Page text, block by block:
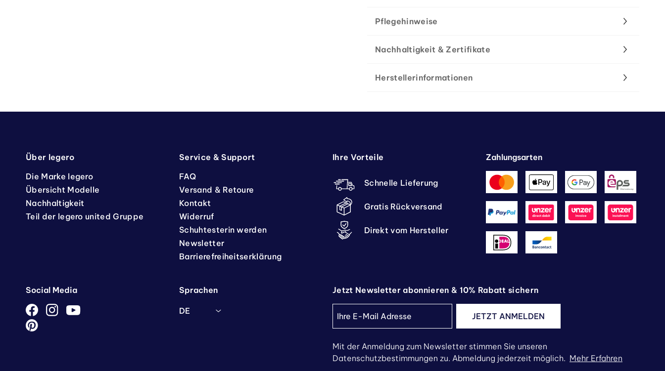
Pflegehinweise
Nachhaltigkeit & Zertifikate
Herstellerinformationen
Über legero
Die Marke legero
Übersicht Modelle
Nachhaltigkeit
Teil der legero united Gruppe
Service & Support
FAQ
Versand & Retoure
Kontakt
Widerruf
Schuhtesterin werden
Newsletter
Barrierefreiheitserklärung
Ihre Vorteile
Schnelle Lieferung
Gratis Rückversand
Direkt vom Hersteller
Zahlungsarten
Social Media Sprachen
DE
Jetzt Newsletter abonnieren & 10% Rabatt sichern
JETZT ANMELDEN
Mit der Anmeldung zum Newsletter stimmen Sie unseren
Datenschutzbestimmungen zu. Abmeldung jederzeit möglich. Mehr Erfahren